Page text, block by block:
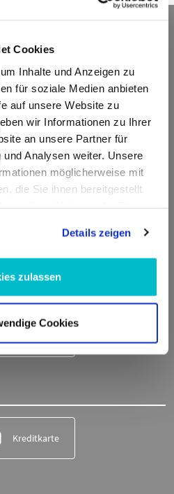
Cookies
Inhalte und Anzeigen zu
für soziale Medien anbieten
auf unsere Website zu
wir Informationen zu Ihrer
an unsere Partner für
Analysen weiter. Unsere
möglicherweise mit
die Sie ihnen bereitgestellt
Details zeigen
zulassen
Cookies
- 16:00 Uhr
Trusted Shops
zertifiziert
Kreditkarte